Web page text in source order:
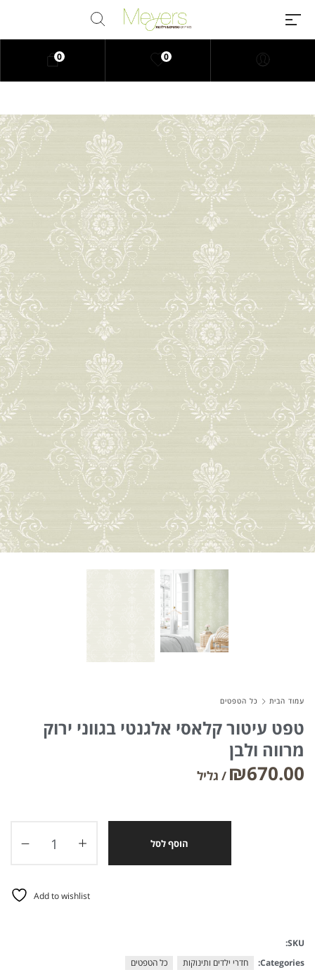
Millions of people around the
world visit Envato to buy and sell
creative assets, use smart design
templates, learn creative skills or
even hire freelancers. With an
industry-leading marketplace
paired with an unlimited
subscription service, Envato
helps creatives like you get
projects done faster.
About Envato
Careers
Privacy Policy
Sitemap
Community
Blog
Forums
0
0
עמוד הבית כל הטפטים
טפט עיטור קלאסי אלגנטי בגווני ירוק
מרווה ולבן
₪670.00
הוסף לסל
Add to wishlist
SKU:
Categories:
חדרי ילדים ותינוקות
כל הטפטים